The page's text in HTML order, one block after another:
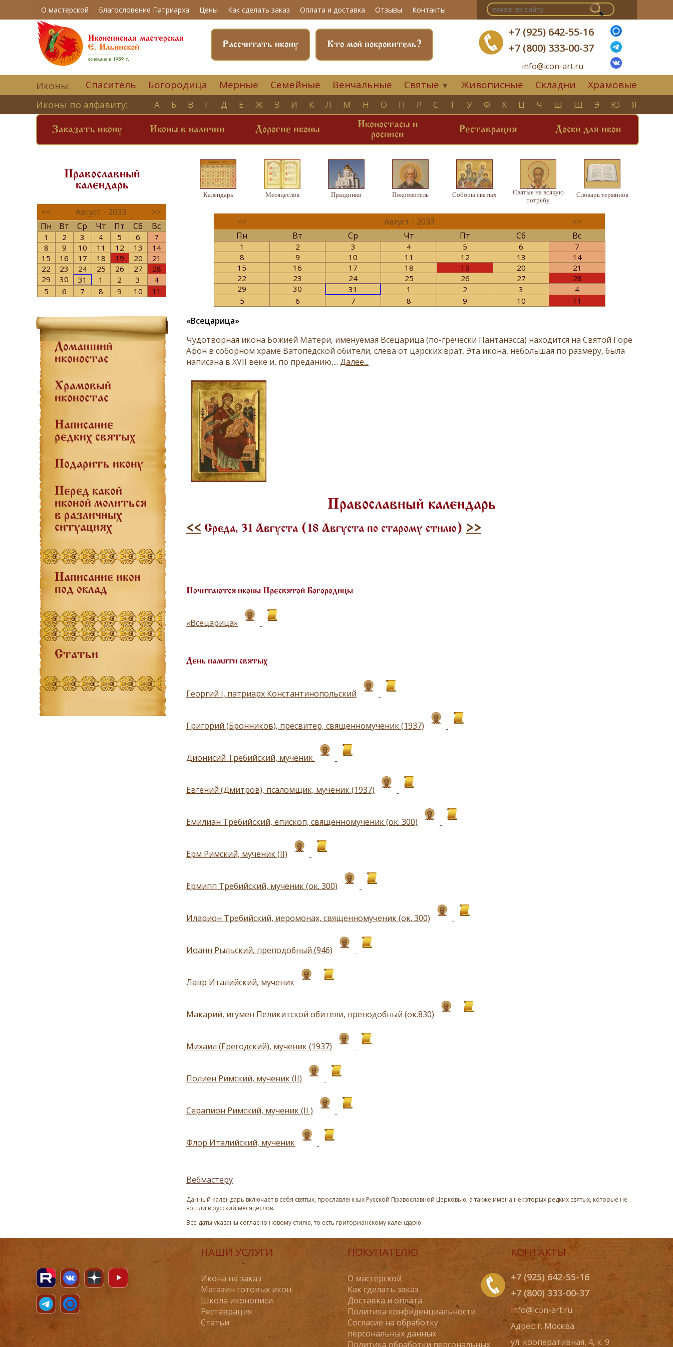
О мастерской Благословение Патриарха Цены Как сделать заказ Оплата и доставка Отзывы Контакты
+7 (925) 642-55-16
+7 (800) 333-00-37
info@icon-art.ru
Кто мой покровитель?
Рассчитать икону
Иконы: Спаситель Богородица Мерные Семейные Венчальные Святые ▼ Живописные Складни Храмовые
Иконы по алфавиту: А Б В Г Д Е Ж З И К Л М Н О П Р С Т У Ф Х Ц Ч Ш Щ Э Ю Я
Заказать икону Иконы в наличии Дорогие иконы
Иконостасы и
росписи
Реставрация Доски для икон
Православный
календарь
<< Август - 2033
>>
Пн
Вт Ср Чт Пт Сб Вс
1 2 3 4 5 6
7
8
9 10 11 12 13
14
15
16 17 18 19 20
21
22
23 24 25 26 27
28
29
30 31 1 2 3
4
5
6 7 8 9 10 11
Домашний
иконостас
Храмовый
иконостас
Написание
редких святых
Подарить икону
Перед какой
иконой молиться
в различных
ситуациях
Написание икон
под оклад
Статьи
Календарь Месяцеслов Праздники Покровитель Соборы святых
Святые на всякую
потребу
Словарь терминов
<< Август - 2033
>>
Пн
Вт Ср Чт Пт Сб Вс
1 2 3 4 5 6
7
8
9 10 11 12 13
14
15
16 17 18 19 20
21
22
23 24 25 26 27
28
29
30 31 1 2 3
4
5
6 7 8 9 10 11
«Всецарица»
Чудотворная икона Божией Матери, именуемая Всецарица (по-гречески Пантанасса) находится на Святой Горе
Афон в соборном храме Ватопедской обители, слева от царских врат. Эта икона, небольшая по размеру, была
написана в XVII веке и, по преданию,... Далее...
Православный календарь
<< Среда, 31 Августа (18 Августа по старому стилю) >>
Почитаются иконы Пресвятой Богородицы
«Всецарица»
День памяти святых
Георгий I, патриарх Константинопольский
Григорий (Бронников), пресвитер, священномученик (1937)
Дионисий Требийский, мученик
Евгений (Дмитров), псаломщик, мученик (1937)
Емилиан Требийский, епископ, священномученик (ок. 300)
Ерм Римский, мученик (II)
Ермипп Требийский, мученик (ок. 300)
Иларион Требийский, иеромонах, священномученик (ок. 300)
Иоанн Рыльский, преподобный (946)
Лавр Италийский, мученик
Макарий, игумен Пеликитской обители, преподобный (ок.830)
Михаил (Ерегодский), мученик (1937)
Полиен Римский, мученик (II)
Серапион Римский, мученик (II )
Флор Италийский, мученик
Вебмастеру
Данный календарь включает в себя святых, прославленных Русской Православной Церковью, а также имена некоторых редких святых, которые не
вошли в русский месяцеслов.
Все даты указаны согласно новому стилю, то есть григорианскому календарю.
НАШИ УСЛУГИ
Икона на заказ
Магазин готовых икон
Школа иконописи
Реставрация
Статьи
ПОКУПАТЕЛЮ
О мастерской
Как сделать заказ
Доставка и оплата
Политика конфиденциальности
Согласие на обработку
персональных данных
Политика обработки персональных
КОНТАКТЫ
+7 (925) 642-55-16
+7 (800) 333-00-37
info@icon-art.ru
Адрес: г. Москва
ул. кооперативная, 4, к. 9